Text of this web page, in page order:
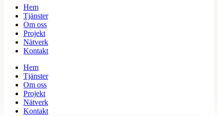
Hem
Tjänster
Om oss
Projekt
Nätverk
Kontakt
Hem
Tjänster
Om oss
Projekt
Nätverk
Kontakt